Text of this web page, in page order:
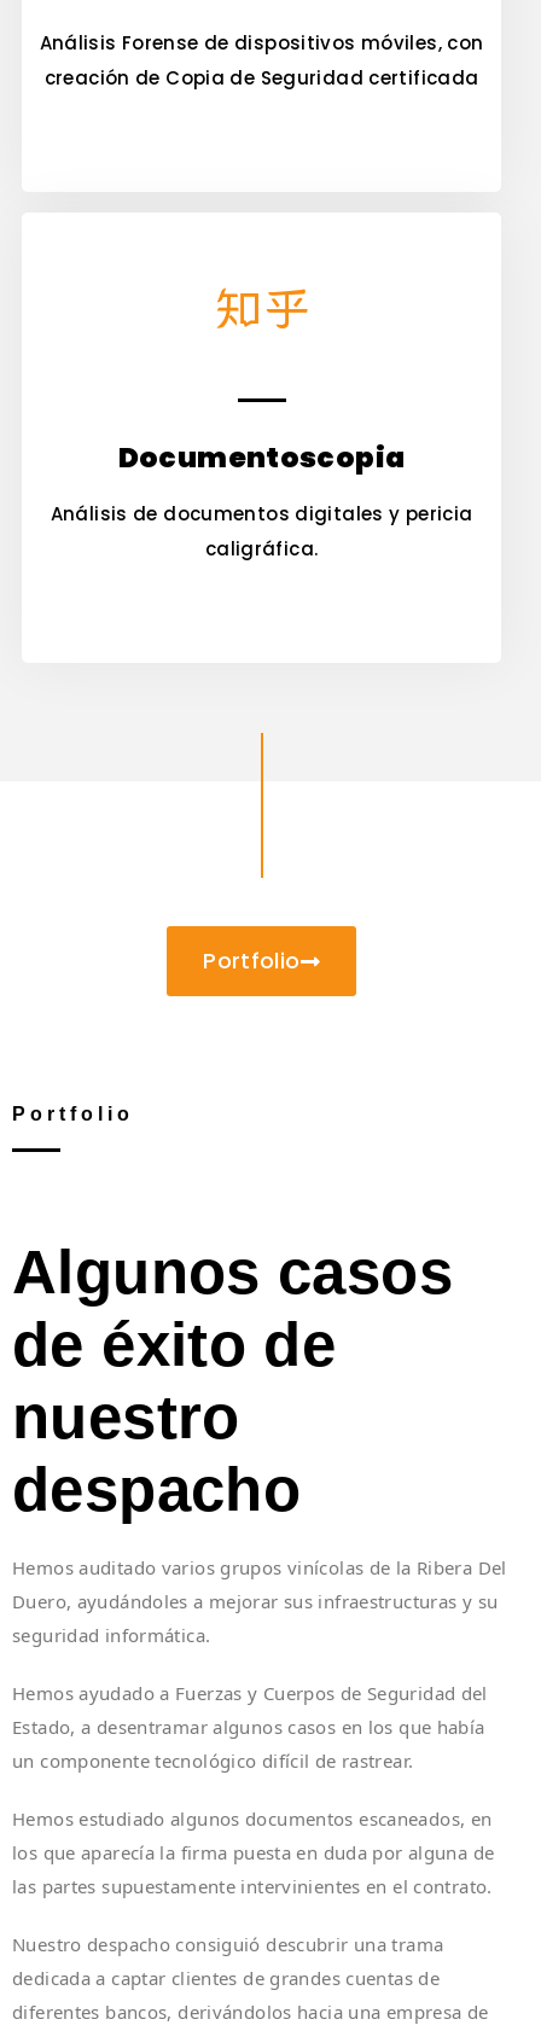
Análisis Forense de dispositivos móviles, con
creación de Copia de Seguridad certificada
Documentoscopia
Análisis de documentos digitales y pericia
caligráfica.
Portfolio
Portfolio
Algunos casos
de éxito de
nuestro
despacho
Hemos auditado varios grupos vinícolas de la Ribera Del
Duero, ayudándoles a mejorar sus infraestructuras y su
seguridad informática.
Hemos ayudado a Fuerzas y Cuerpos de Seguridad del
Estado, a desentramar algunos casos en los que había
un componente tecnológico difícil de rastrear.
Hemos estudiado algunos documentos escaneados, en
los que aparecía la firma puesta en duda por alguna de
las partes supuestamente intervinientes en el contrato.
Nuestro despacho consiguió descubrir una trama
dedicada a captar clientes de grandes cuentas de
diferentes bancos, derivándolos hacia una empresa de